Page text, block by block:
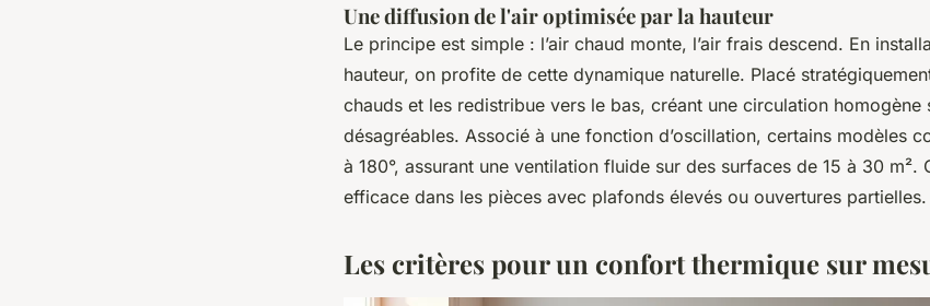
Une diffusion de l'air optimisée par la hauteur
Le principe est simple : l’air chaud monte, l’air frais descend. En
hauteur, on profite de cette dynamique naturelle. Placé
chauds et les redistribue vers le bas, créant une circulation homogène
désagréables. Associé à une fonction d’oscillation, certains modèles
à 180°, assurant une ventilation fluide sur des surfaces de 15 à 30 m².
efficace dans les pièces avec plafonds élevés ou ouvertures partielles.
Les critères pour un confort thermique sur